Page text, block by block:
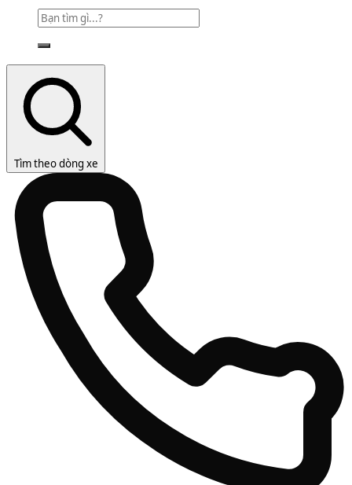
Tìm theo dòng xe